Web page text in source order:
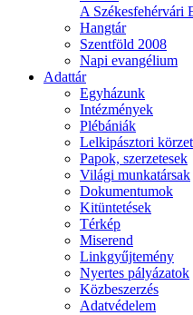
A Székesfehérvári
Hangtár
Szentföld 2008
Napi evangélium
Adattár
Egyházunk
Intézmények
Plébániák
Lelkipásztori
Papok, szerzetesek
Világi munkatársak
Dokumentumok
Kitüntetések
Térkép
Miserend
Linkgyűjtemény
Nyertes pályázatok
Közbeszerzés
Adatvédelem